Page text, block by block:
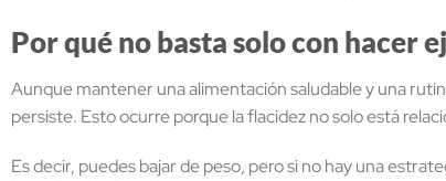
Por qué no basta solo con hacer
Aunque mantener una alimentación saludable y una
persiste. Esto ocurre porque la flacidez no solo está
Es decir, puedes bajar de peso, pero si no hay una